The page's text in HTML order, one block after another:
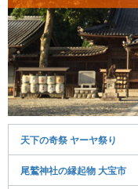
天下の奇祭 ヤーヤ祭り
尾鷲神社の縁起物 大宝市